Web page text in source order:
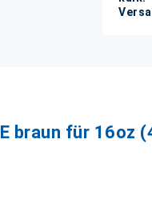
braun für 16oz